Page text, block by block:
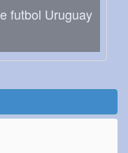
futbol Uruguay